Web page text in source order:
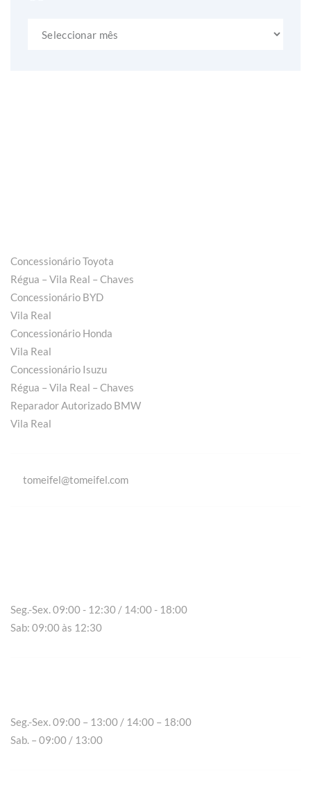
Concessionário Toyota
Régua – Vila Real – Chaves
Concessionário BYD
Vila Real
Concessionário Honda
Vila Real
Concessionário Isuzu
Régua – Vila Real – Chaves
Reparador Autorizado BMW
Vila Real
tomeifel@tomeifel.com
Seg.-Sex. 09:00 - 12:30 / 14:00 - 18:00
Sab: 09:00 às 12:30
Seg.-Sex. 09:00 – 13:00 / 14:00 – 18:00
Sab. – 09:00 / 13:00